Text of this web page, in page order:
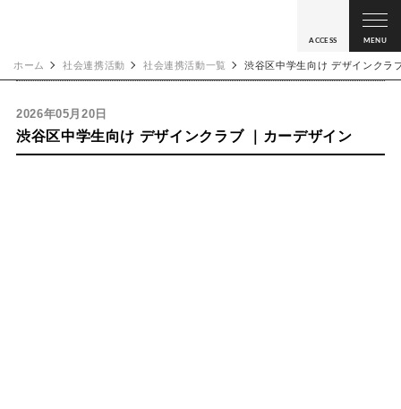
ACCESS MENU
ホーム 社会連携活動 社会連携活動一覧 渋谷区中学生向け デザインクラ
2026年05月20日
渋谷区中学生向け デザインクラブ ｜カーデザイン